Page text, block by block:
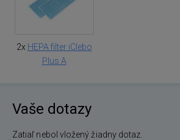
2x HEPA filter iClebo
Plus A
Vaše dotazy
Zatiaľ nebol vložený žiadny dotaz.